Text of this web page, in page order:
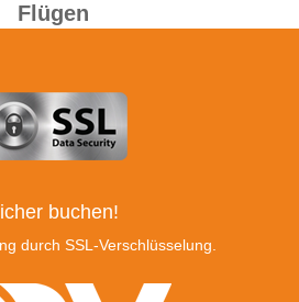
Flügen
buchen!
durch SSL-Verschlüsselung.